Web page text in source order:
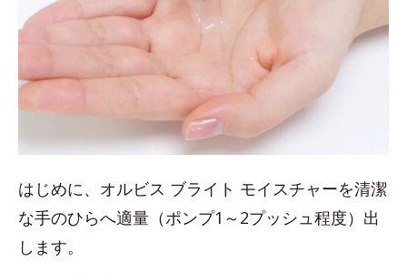
はじめに、オルビス ブライト モイスチャーを清潔
な手のひらへ適量（ポンプ1～2プッシュ程度）出
します。